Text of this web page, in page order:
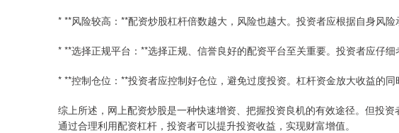
* **风险较高：**配资炒股杠杆倍数越大，风险也越大。投资者应根据自身风险
* **选择正规平台：**选择正规、信誉良好的配资平台至关重要。投资者应仔细
* **控制仓位：**投资者应控制好仓位，避免过度投资。杠杆资金放大收益的同
综上所述，网上配资炒股是一种快速增资、把握投资良机的有效途径。但投资
通过合理利用配资杠杆，投资者可以提升投资收益，实现财富增值。